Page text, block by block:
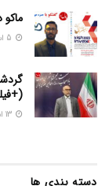
ماکو
دسته بندی ها